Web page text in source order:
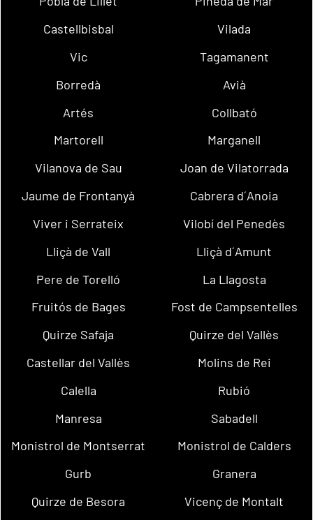
Castellbisbal
Vilada
Vic
Tagamanent
Borredà
Avià
Artés
Collbató
Martorell
Marganell
Vilanova de Sau
Joan de Vilatorrada
Jaume de Frontanyà
Cabrera d´Anoia
Viver i Serrateix
Vilobí del Penedès
Lliçà de Vall
Lliçà d´Amunt
Pere de Torelló
La Llagosta
Fruitós de Bages
Fost de Campsentelles
Quirze Safaja
Quirze del Vallès
Castellar del Vallès
Molins de Rei
Calella
Rubió
Manresa
Sabadell
Monistrol de Montserrat
Monistrol de Calders
Gurb
Granera
Quirze de Besora
Vicenç de Montalt